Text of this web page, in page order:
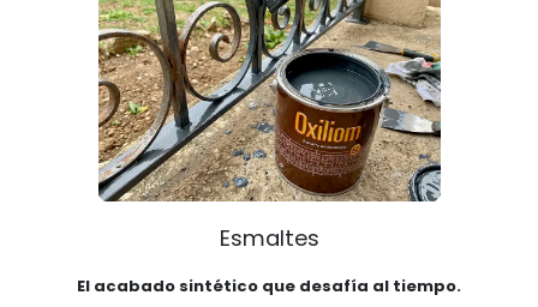
Esmaltes
El acabado sintético que desafía al tiempo.